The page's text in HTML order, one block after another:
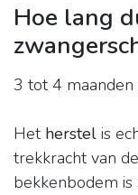
Hoe lang
3 tot 4 maanden
Het herstel is
trekkracht van
bekkenbodem is